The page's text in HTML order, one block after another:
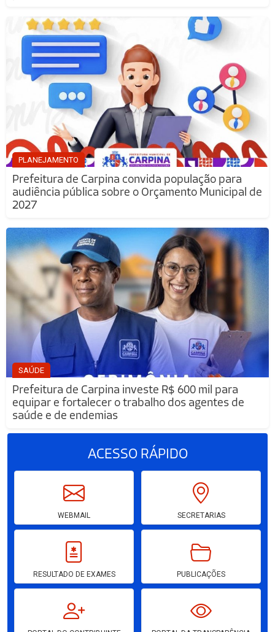
PLANEJAMENTO
Prefeitura de Carpina convida população para
audiência pública sobre o Orçamento Municipal de
2027
SAÚDE
Prefeitura de Carpina investe R$ 600 mil para
equipar e fortalecer o trabalho dos agentes de
saúde e de endemias
ACESSORÁPIDO
WEBMAIL SECRETARIAS
RESULTADO DE EXAMES PUBLICAÇÕES